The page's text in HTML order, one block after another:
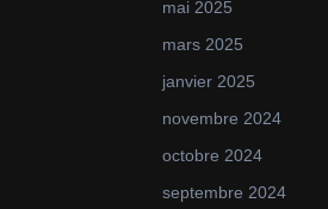
mai 2025
mars 2025
janvier 2025
novembre 2024
octobre 2024
septembre 2024